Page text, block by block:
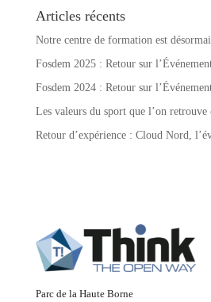
Articles récents
Notre centre de formation est
Fosdem 2025 : Retour sur
Fosdem 2024 : Retour sur
Les valeurs du sport que l’on
Retour d’expérience : Cloud Nord,
Parc de la Haute Borne